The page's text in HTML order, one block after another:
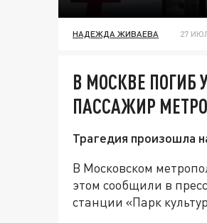
НАДЕЖДА ЖИВАЕВА 27
В МОСКВЕ
ПАССАЖИР МЕТРО
Трагедия произошла
В Московском
этом сообщили в
станции «Парк